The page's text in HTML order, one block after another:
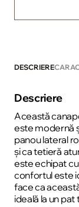
DESCRIERE
Descriere
Această
este modernă
panou lateral
și ca tetieră
este echipat
confortul este
face ca
ideală la un pat